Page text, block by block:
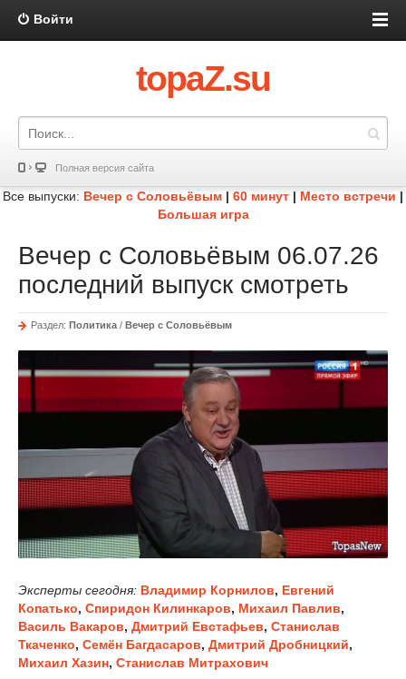
Войти
topaZ.su
Полная версия сайта
Все выпуски: Вечер с Соловьёвым | 60 минут | Место встречи |
Большая игра
Вечер с Соловьёвым 06.07.26
последний выпуск смотреть
Раздел: Политика / Вечер с Соловьёвым
Эксперты сегодня: Владимир Корнилов, Евгений
Копатько, Спиридон Килинкаров, Михаил Павлив,
Василь Вакаров, Дмитрий Евстафьев, Станислав
Ткаченко, Семён Багдасаров, Дмитрий Дробницкий,
Михаил Хазин, Станислав Митрахович